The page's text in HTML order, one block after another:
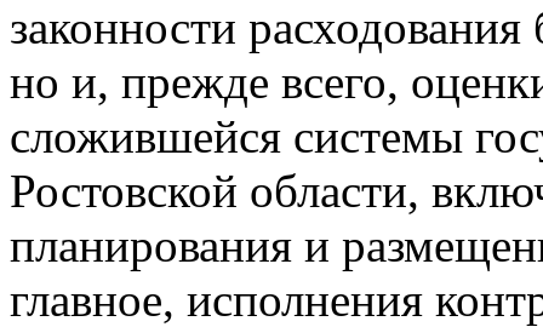
законности
но и, прежде всего,
сложившейся системы
Ростовской области,
планирования и
главное, исполнения